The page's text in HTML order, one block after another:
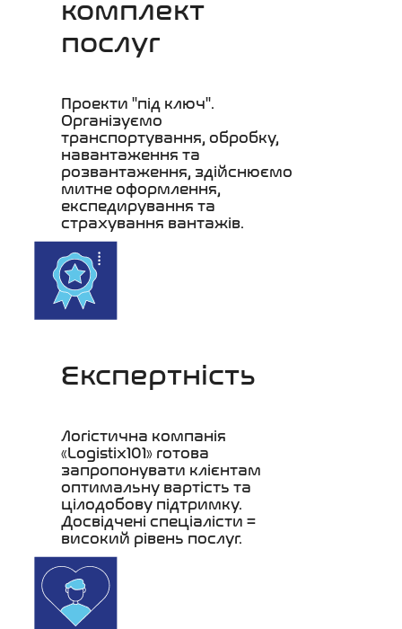
комплект
послуг
Проекти "під ключ".
Організуємо
транспортування, обробку,
навантаження та
розвантаження, здійснюємо
митне оформлення,
експедирування та
страхування вантажів.
Експертність
Логістична компанія
«Logistix101» готова
запропонувати клієнтам
оптимальну вартість та
цілодобову підтримку.
Досвідчені спеціалісти =
високий рівень послуг.